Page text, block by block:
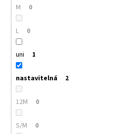
M 0
L 0
uni 1
nastavitelná 2
12M 0
S/M 0